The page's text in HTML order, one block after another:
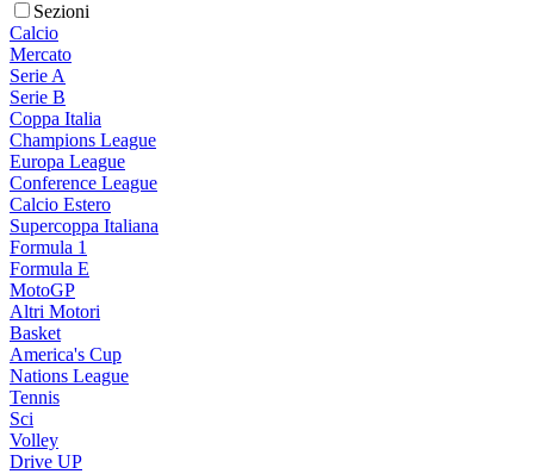
Sezioni
Calcio
Mercato
Serie A
Serie B
Coppa Italia
Champions League
Europa League
Conference League
Calcio Estero
Supercoppa Italiana
Formula 1
Formula E
MotoGP
Altri Motori
Basket
America's Cup
Nations League
Tennis
Sci
Volley
Drive UP